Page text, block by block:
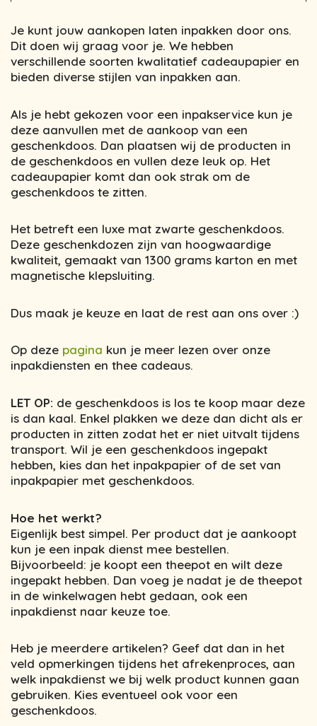
Je kunt jouw aankopen laten inpakken door ons.
Dit doen wij graag voor je. We hebben
verschillende soorten kwalitatief cadeaupapier en
bieden diverse stijlen van inpakken aan.
Als je hebt gekozen voor een inpakservice kun je
deze aanvullen met de aankoop van een
geschenkdoos. Dan plaatsen wij de producten in
de geschenkdoos en vullen deze leuk op. Het
cadeaupapier komt dan ook strak om de
geschenkdoos te zitten.
Het betreft een luxe mat zwarte geschenkdoos.
Deze geschenkdozen zijn van hoogwaardige
kwaliteit, gemaakt van 1300 grams karton en met
magnetische klepsluiting.
Dus maak je keuze en laat de rest aan ons over :)
Op deze pagina kun je meer lezen over onze
inpakdiensten en thee cadeaus.
LET OP: de geschenkdoos is los te koop maar deze
is dan kaal. Enkel plakken we deze dan dicht als er
producten in zitten zodat het er niet uitvalt tijdens
transport. Wil je een geschenkdoos ingepakt
hebben, kies dan het inpakpapier of de set van
inpakpapier met geschenkdoos.
Hoe het werkt?
Eigenlijk best simpel. Per product dat je aankoopt
kun je een inpak dienst mee bestellen.
Bijvoorbeeld: je koopt een theepot en wilt deze
ingepakt hebben. Dan voeg je nadat je de theepot
in de winkelwagen hebt gedaan, ook een
inpakdienst naar keuze toe.
Heb je meerdere artikelen? Geef dat dan in het
veld opmerkingen tijdens het afrekenproces, aan
welk inpakdienst we bij welk product kunnen gaan
gebruiken. Kies eventueel ook voor een
geschenkdoos.